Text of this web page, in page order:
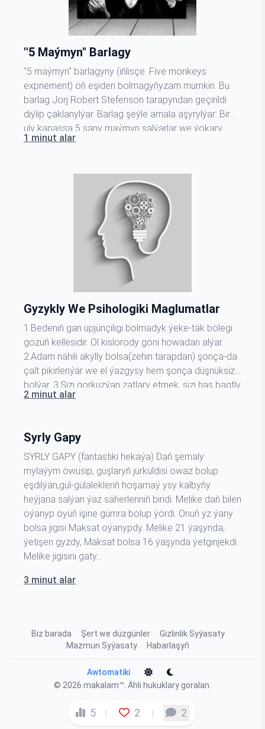
5 2 2
''5 Maýmyn" Barlagy
''5 maýmyn" barlagyny (iňlisçe: Five monkeys
expriement) öň eşiden bolmagyňyzam mümkin. Bu
barlag Jorj Robert Stefenson tarapyndan geçirildi
diýlip çaklanylýar. Barlag şeýle amala aşyrylýar: Bir
uly kapassa 5 sany maýmyn salýarlar we ýokary
banan goýulýar. Maýmynlaryň biri ol banany
basyş bilen suw sepilýär.…
1 minut alar
Gyzykly We Psihologiki Maglumatlar
1.Bedeniň gan üpjünçiligi bolmadyk ýeke-täk bölegi
gözüň kellesidir. Ol kislorody göni howadan alýar.
2.Adam nähili akylly bolsa(zehin tarapdan) şonça-da
çalt pikirlenýär we el ýazgysy hem şonça düşnüksiz
bolýar. 3.Sizi gorkuzýan zatlary etmek, sizi has bagtly
eder. 4.Iki dille gürleýän adamlar bir dilden beýlekisine
2 minut alar
Syrly Gapy
SYRLY GAPY (fantastiki hekaýa) Daň şemaly
mylaýym öwüsip, guşlaryň jürküldisi owaz bolup
eşdilýän,gül-gülalekleriň hoşamaý ysy kalbyňy
heýjana salýan ýaz säherleriniň biridi. Melike daň bilen
oýanyp öyüň işine gümra bolup ýördi. Onuň yz ýany
bolsa jigisi Maksat oýanypdy. Melike 21 ýaşynda,
ýetişen gyzdy, Maksat bolsa 16 ýaşynda ýetginjekdi.
Melike jigisini gaty…
3 minut alar
Biz barada Şert we düzgünler
Gizlinlik Syýasaty
Mazmun Syýasaty
Habarlaşyň
Awtomatiki
© 2026 makalam™ . Ähli hukuklary goralan.